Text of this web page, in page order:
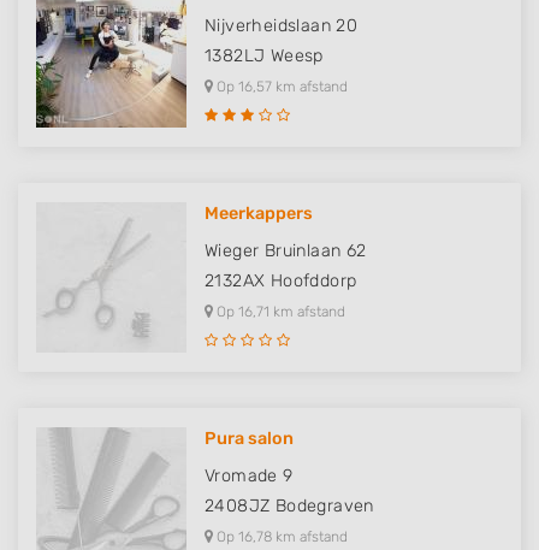
Nijverheidslaan 20
1382LJ Weesp
Op 16,57 km afstand
Meerkappers
Wieger Bruinlaan 62
2132AX Hoofddorp
Op 16,71 km afstand
Pura salon
Vromade 9
2408JZ Bodegraven
Op 16,78 km afstand